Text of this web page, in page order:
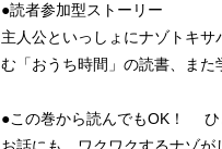
●読者参加型ストーリー
主人公といっしょにナゾトキ
む「おうち時間」の読書、また
●この巻から読んでもOK！ ひ